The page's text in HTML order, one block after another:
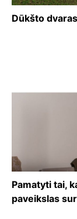
Dūkšto
Pamatyti tai,
paveikslas